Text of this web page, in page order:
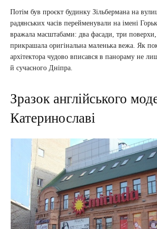
Потім був проєкт будинку Зільбермана на
радянських часів перейменували на імені
вражала масштабами: два фасади, три поверхи,
прикрашала оригінальна маленька вежа. Як
архітектора чудово вписався в панораму не
й сучасного Дніпра.
Зразок англійського
Катеринославі